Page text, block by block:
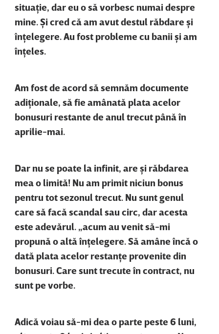
situaţie, dar eu o să vorbesc numai despre
mine. Şi cred că am avut destul răbdare şi
înţelegere. Au fost probleme cu banii şi am
înţeles.
Am fost de acord să semnăm documente
adiţionale, să fie amânată plata acelor
bonusuri restante de anul trecut până în
aprilie-mai.
Dar nu se poate la infinit, are şi răbdarea
mea o limită! Nu am primit niciun bonus
pentru tot sezonul trecut. Nu sunt genul
care să facă scandal sau circ, dar acesta
este adevărul. „acum au venit să-mi
propună o altă înţelegere. Să amâne încă o
dată plata acelor restanţe provenite din
bonusuri. Care sunt trecute în contract, nu
sunt pe vorbe.
Adică voiau să-mi dea o parte peste 6 luni,